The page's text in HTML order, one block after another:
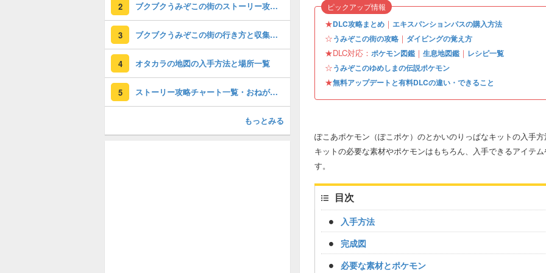
★DLC攻略まとめ ｜ エキスパンションパスの購入方法
☆うみぞこの街の攻略 ｜ ダイビングの覚え方
★DLC対応： ポケモン図鑑 ｜ 生息地図鑑 ｜ レシピ一覧
☆うみぞこのゆめしまの伝説ポケモン
★無料アップデートと有料DLCの違い・できること
ピックアップ情報
ぽこあポケモン（ぽこポケ）のとかいのりっぱなキットの入手
キットの必要な素材やポケモンはもちろん、入手できるアイテ
す。
目次
入手方法
完成図
必要な素材とポケモン
2 ブクブクうみぞこの街のストーリー攻略・DLC第1弾
3 ブクブクうみぞこの街の行き方と収集要素
4 オタカラの地図の入手方法と場所一覧
5 ストーリー攻略チャート一覧・おねがいごと攻略
もっとみる